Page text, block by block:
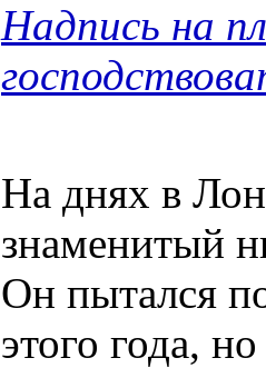
Надпись на
На днях в
знаменитый
Он пытался
этого года,